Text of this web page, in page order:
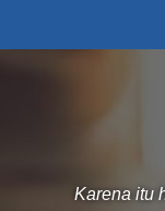
Karena itu